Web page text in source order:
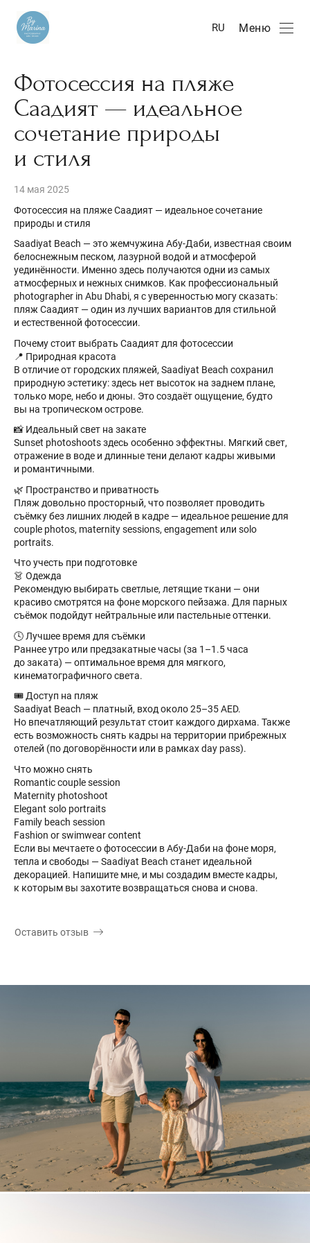
RU Меню
Фотосессия на пляже
Саадият — идеальное
сочетание природы
и стиля
14 мая 2025
Фотосессия на пляже Саадият — идеальное сочетание
природы и стиля
Saadiyat Beach — это жемчужина Абу-Даби, известная своим
белоснежным песком, лазурной водой и атмосферой
уединённости. Именно здесь получаются одни из самых
атмосферных и нежных снимков. Как профессиональный
photographer in Abu Dhabi, я с уверенностью могу сказать:
пляж Саадият — один из лучших вариантов для стильной
и естественной фотосессии.
Почему стоит выбрать Саадият для фотосессии
📍 Природная красота
В отличие от городских пляжей, Saadiyat Beach сохранил
природную эстетику: здесь нет высоток на заднем плане,
только море, небо и дюны. Это создаёт ощущение, будто
вы на тропическом острове.
📸 Идеальный свет на закате
Sunset photoshoots здесь особенно эффектны. Мягкий свет,
отражение в воде и длинные тени делают кадры живыми
и романтичными.
🌿 Пространство и приватность
Пляж довольно просторный, что позволяет проводить
съёмку без лишних людей в кадре — идеальное решение для
couple photos, maternity sessions, engagement или solo
portraits.
Что учесть при подготовке
👗 Одежда
Рекомендую выбирать светлые, летящие ткани — они
красиво смотрятся на фоне морского пейзажа. Для парных
съёмок подойдут нейтральные или пастельные оттенки.
🕓 Лучшее время для съёмки
Раннее утро или предзакатные часы (за 1–1.5 часа
до заката) — оптимальное время для мягкого,
кинематографичного света.
🎟️ Доступ на пляж
Saadiyat Beach — платный, вход около 25–35 AED.
Но впечатляющий результат стоит каждого дирхама. Также
есть возможность снять кадры на территории прибрежных
отелей (по договорённости или в рамках day pass).
Что можно снять
Romantic couple session
Maternity photoshoot
Elegant solo portraits
Family beach session
Fashion or swimwear content
Если вы мечтаете о фотосессии в Абу-Даби на фоне моря,
тепла и свободы — Saadiyat Beach станет идеальной
декорацией. Напишите мне, и мы создадим вместе кадры,
к которым вы захотите возвращаться снова и снова.
Оставить отзыв